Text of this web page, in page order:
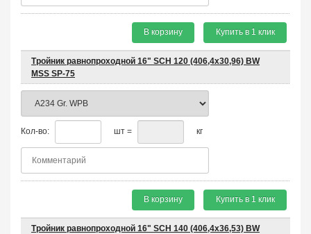
В корзину Купить в 1 клик
Тройник равнопроходной 16" SCH 120 (406,4х30,96) BW
MSS SP-75
Кол-во: шт = кг
В корзину Купить в 1 клик
Тройник равнопроходной 16" SCH 140 (406,4х36,53) BW